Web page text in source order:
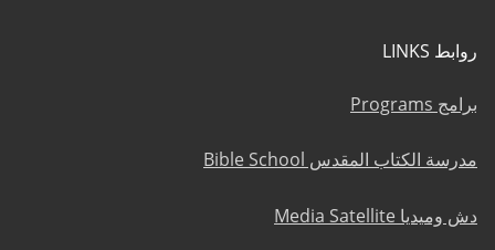
روابط LINKS
برامج Programs
مدرسة الكتاب المقدس Bible School
دش وميديا Media Satellite